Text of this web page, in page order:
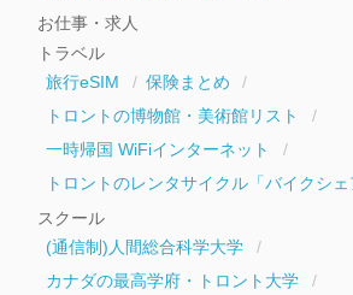
お仕事・求人
トラベル
旅行eSIM
保険まとめ
トロントの博物館・美術館リスト
一時帰国 WiFiインターネット
トロントのレンタサイクル「バイクシ
スクール
(通信制)人間総合科学大学
カナダの最高学府・トロント大学